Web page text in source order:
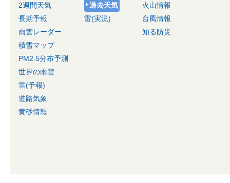
2週間天気
長期予報
雨雲レーダー
積雪マップ
PM2.5分布予測
世界の雨雲
雷(予報)
道路気象
黄砂情報
過去天気
雷(実況)
火山情報
台風情報
知る防災